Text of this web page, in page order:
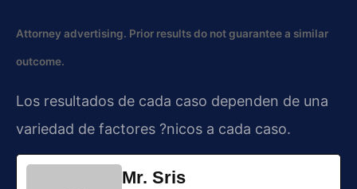
Attorney advertising. Prior results do not guarantee a similar
outcome.
Los resultados de cada caso dependen de una
variedad de factores ?nicos a cada caso.
Mr. Sris